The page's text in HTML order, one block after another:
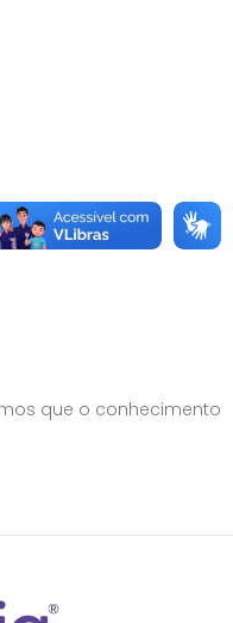
que o conhecimento